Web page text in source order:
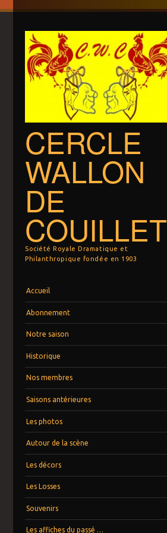
CERCLE
WALLON
DE
COUILLET
Société Royale Dramatique et
Philanthropique fondée en 1903
Aller au contenu principal
Accueil
Abonnement
Notre saison
Historique
Nos membres
Saisons antérieures
Les photos
Autour de la scène
Les décors
Les Losses
Souvenirs
Les affiches du passé …